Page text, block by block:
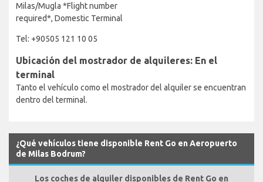
Milas/Mugla *Flight number
required*, Domestic Terminal
Tel: +90505 121 10 05
Ubicación del mostrador de alquileres: En el
terminal
Tanto el vehículo como el mostrador del alquiler se encuentran
dentro del terminal.
¿Qué vehículos tiene disponible Rent Go en Aeropuerto
de Milas Bodrum?
Los coches de alquiler disponibles de Rent Go en